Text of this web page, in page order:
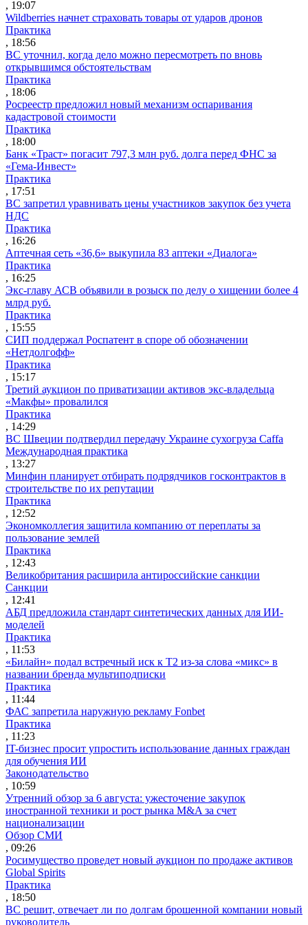
, 19:07
Wildberries начнет страховать товары от ударов дронов
Практика
, 18:56
ВС уточнил, когда дело можно пересмотреть по вновь
открывшимся обстоятельствам
Практика
, 18:06
Росреестр предложил новый механизм оспаривания
кадастровой стоимости
Практика
, 18:00
Банк «Траст» погасит 797,3 млн руб. долга перед ФНС за
«Гема-Инвест»
Практика
, 17:51
ВС запретил уравнивать цены участников закупок без учета
НДС
Практика
, 16:26
Аптечная сеть «36,6» выкупила 83 аптеки «Диалога»
Практика
, 16:25
Экс-главу АСВ объявили в розыск по делу о хищении более 4
млрд руб.
Практика
, 15:55
СИП поддержал Роспатент в споре об обозначении
«Нетдолгофф»
Практика
, 15:17
Третий аукцион по приватизации активов экс-владельца
«Макфы» провалился
Практика
, 14:29
ВС Швеции подтвердил передачу Украине сухогруза Caffa
Международная практика
, 13:27
Минфин планирует отбирать подрядчиков госконтрактов в
строительстве по их репутации
Практика
, 12:52
Экономколлегия защитила компанию от переплаты за
пользование землей
Практика
, 12:43
Великобритания расширила антироссийские санкции
Санкции
, 12:41
АБД предложила стандарт синтетических данных для ИИ-
моделей
Практика
, 11:53
«Билайн» подал встречный иск к Т2 из-за слова «микс» в
названии бренда мультиподписки
Практика
, 11:44
ФАС запретила наружную рекламу Fonbet
Практика
, 11:23
IT-бизнес просит упростить использование данных граждан
для обучения ИИ
Законодательство
, 10:59
Утренний обзор за 6 августа: ужесточение закупок
иностранной техники и рост рынка M&A за счет
национализации
Обзор СМИ
, 09:26
Росимущество проведет новый аукцион по продаже активов
Global Spirits
Практика
, 18:50
ВС решит, отвечает ли по долгам брошенной компании новый
руководитель